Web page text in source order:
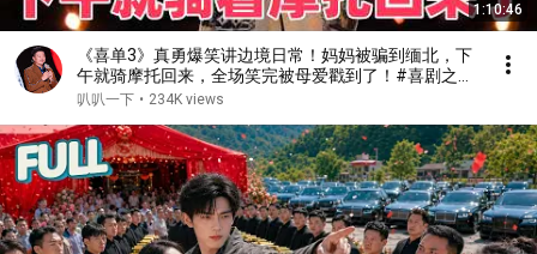
1:10:46
《喜单3》真勇爆笑讲边境日常！妈妈被骗到缅北，下
午就骑摩托回来，全场笑完被母爱戳到了！#喜剧之王
单口季 #脱口秀 #搞笑 #喜剧 #funny #综艺
叭叭一下 • 234K views